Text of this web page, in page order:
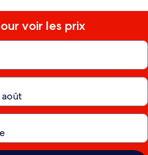
voir les prix